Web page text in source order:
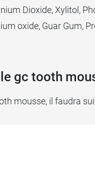
Dioxide, Xylitol,
oxide, Guar Gum,
gc tooth
mousse, il faudra